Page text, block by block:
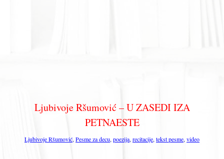
Ljubivoje Ršumović – U ZASEDI IZA
PETNAESTE
Ljubivoje Ršumović, Pesme za decu, poezija, recitacije, tekst pesme, video